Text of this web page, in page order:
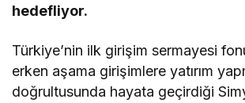
hedefliyor.
Türkiye’nin ilk girişim sermayesi
erken aşama girişimlere yatırım
doğrultusunda hayata geçirdiği